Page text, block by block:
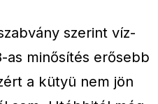
szerint víz-
as minősítés erősebb
a kütyü nem jön